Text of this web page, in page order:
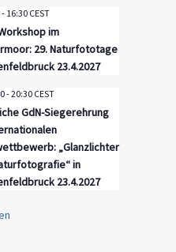
- 16:30 CEST
im
29. Naturfototage
23.4.2027
-20:30 CEST
GdN-Siegerehrung
„Glanzlichter
in
23.4.2027